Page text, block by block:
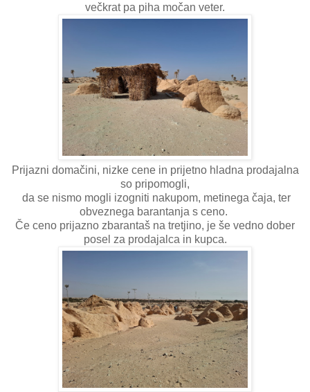
večkrat pa piha močan veter.
Prijazni domačini, nizke cene in prijetno hladna prodajalna
so pripomogli,
da se nismo mogli izogniti nakupom, metinega čaja, ter
obveznega barantanja s ceno.
Če ceno prijazno zbarantaš na tretjino, je še vedno dober
posel za prodajalca in kupca.